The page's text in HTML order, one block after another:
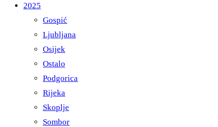
2025
Gospić
Ljubljana
Osijek
Ostalo
Podgorica
Rijeka
Skoplje
Sombor